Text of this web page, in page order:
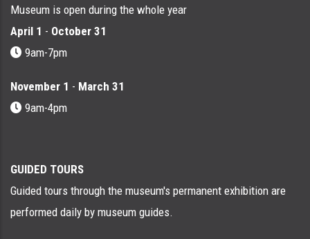
Museum is open during the whole year
April 1 - October 31
9am-7pm
November 1 - March 31
9am-4pm
GUIDED TOURS
Guided tours through the museum's permanent exhibition are
performed daily by museum guides.